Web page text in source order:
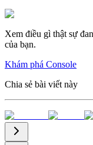
Xem điều gì thật sự
của bạn.
Khám phá Console
Chia sẻ bài viết này